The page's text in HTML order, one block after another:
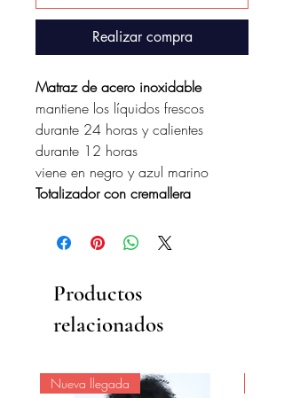
Realizar compra
Matraz de acero inoxidable
mantiene los líquidos frescos
durante 24 horas y calientes
durante 12 horas
viene en negro y azul marino
Totalizador con cremallera
Productos
relacionados
Nueva llegada